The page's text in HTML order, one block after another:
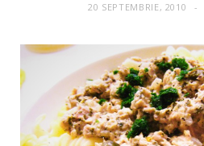
20 SEPTEMBRIE, 2010